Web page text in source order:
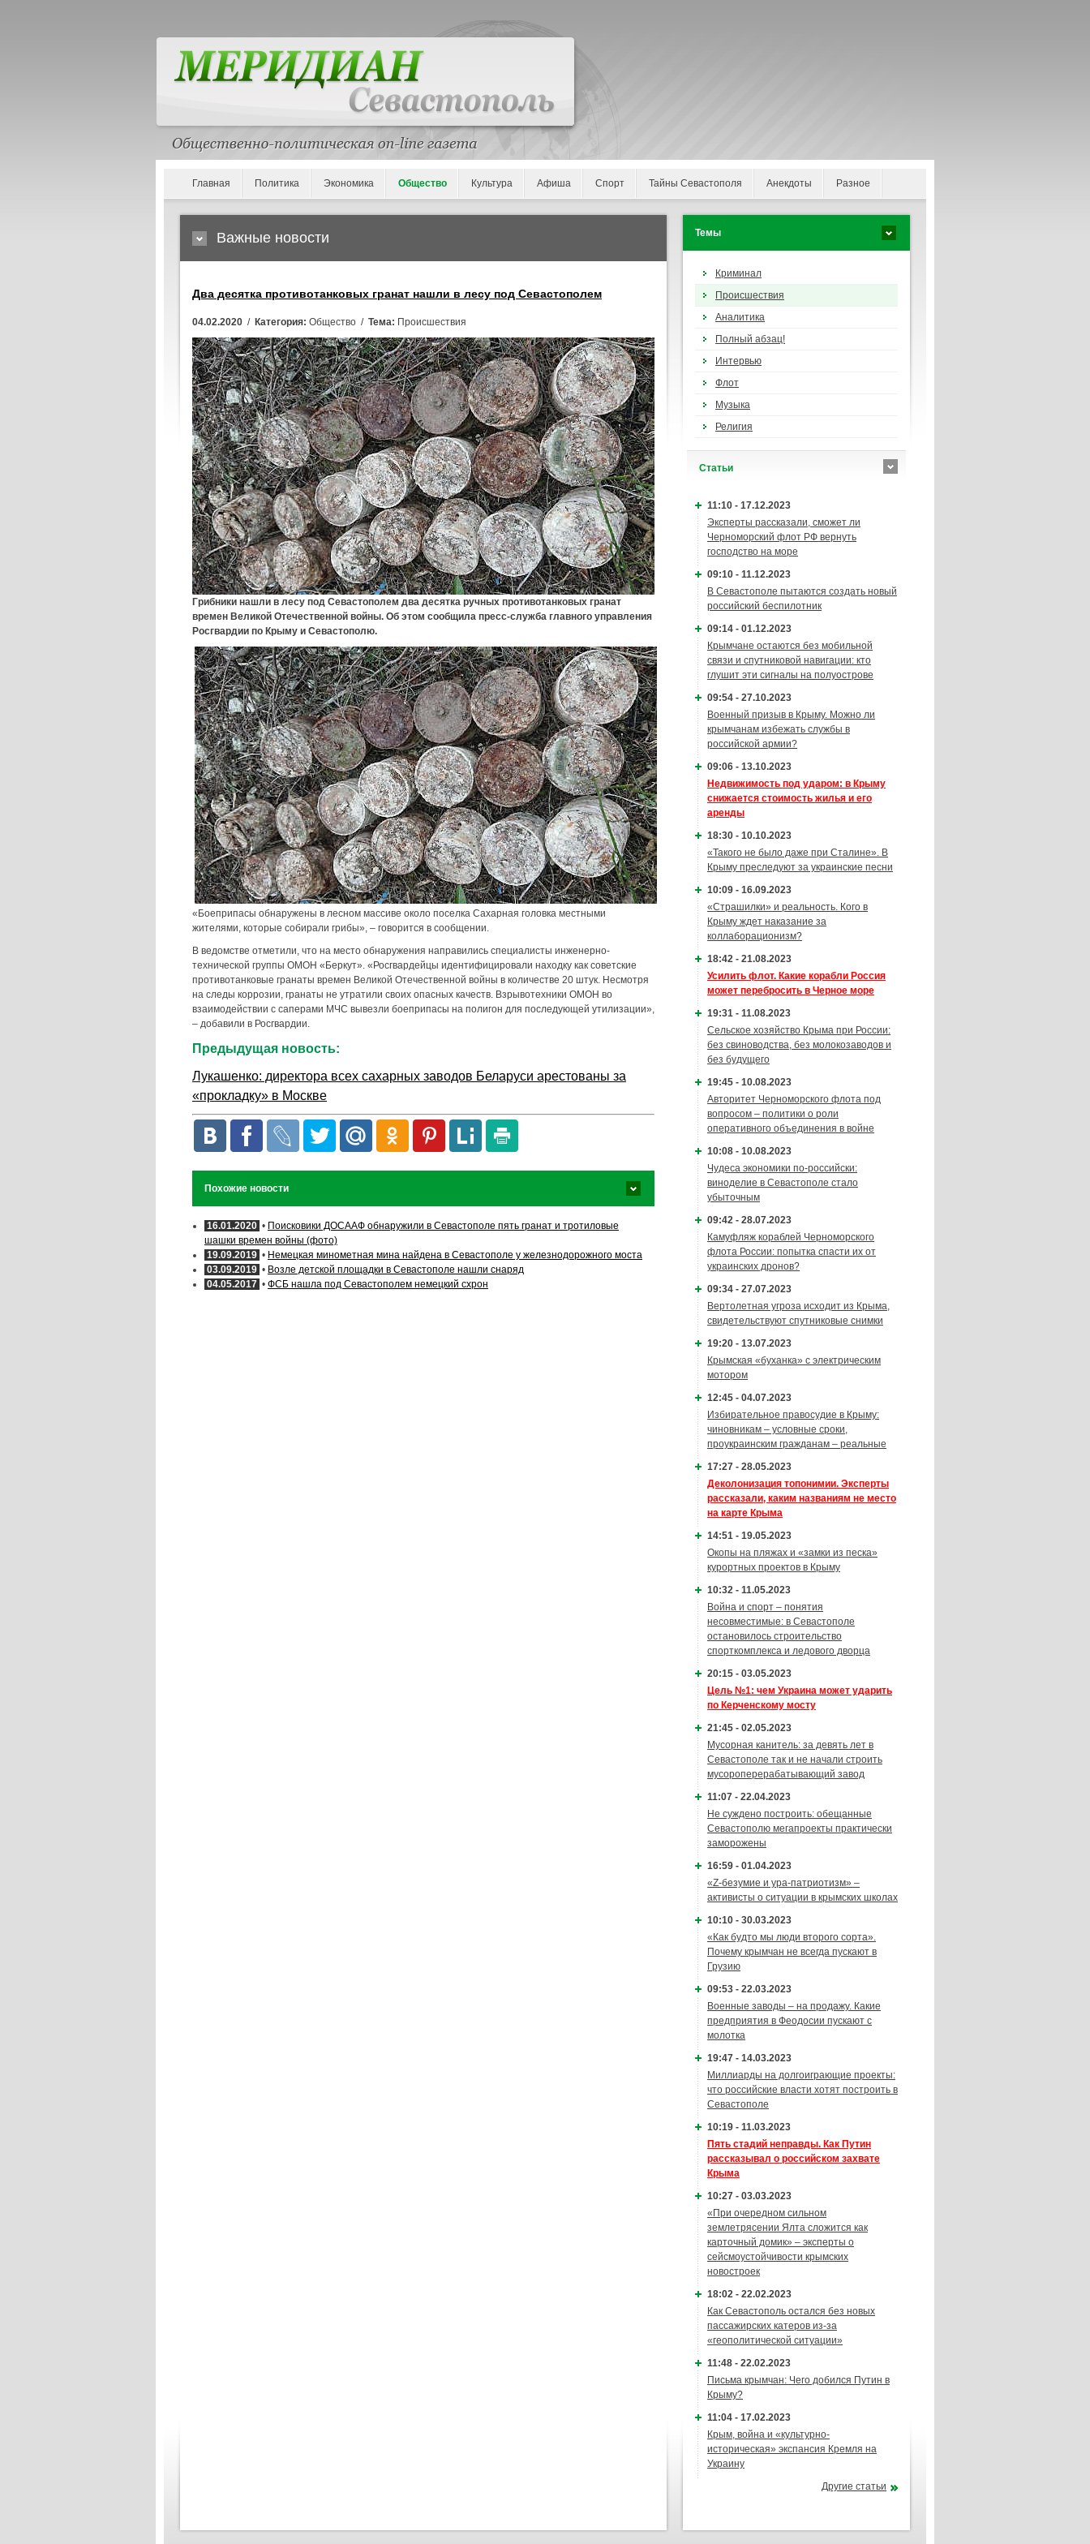
Главная Политика Экономика Общество Культура Афиша Спорт Тайны Севастополя Анекдоты Разное
Важные новости
Два десятка противотанковых гранат нашли в лесу под Севастополем
04.02.2020 / Категория: Общество / Тема: Происшествия
Грибники нашли в лесу под Севастополем два десятка ручных противотанковых гранат
времен Великой Отечественной войны. Об этом сообщила пресс-служба главного управления
Росгвардии по Крыму и Севастополю.
«Боеприпасы обнаружены в лесном массиве около поселка Сахарная головка местными
жителями, которые собирали грибы», – говорится в сообщении.
В ведомстве отметили, что на место обнаружения направились специалисты инженерно-
технической группы ОМОН «Беркут». «Росгвардейцы идентифицировали находку как советские
противотанковые гранаты времен Великой Отечественной войны в количестве 20 штук. Несмотря
на следы коррозии, гранаты не утратили своих опасных качеств. Взрывотехники ОМОН во
взаимодействии с саперами МЧС вывезли боеприпасы на полигон для последующей утилизации»,
– добавили в Росгвардии.
Предыдущая новость:
Лукашенко: директора всех сахарных заводов Беларуси арестованы за
«прокладку» в Москве
Похожие новости
16.01.2020 • Поисковики ДОСААФ обнаружили в Севастополе пять гранат и тротиловые
шашки времен войны (фото)
19.09.2019 • Немецкая минометная мина найдена в Севастополе у железнодорожного моста
03.09.2019 • Возле детской площадки в Севастополе нашли снаряд
04.05.2017 • ФСБ нашла под Севастополем немецкий схрон
Темы
Криминал
Происшествия
Аналитика
Полный абзац!
Интервью
Флот
Музыка
Религия
Cтатьи
11:10 - 17.12.2023
Эксперты рассказали, сможет ли
Черноморский флот РФ вернуть
господство на море
09:10 - 11.12.2023
В Севастополе пытаются создать новый
российский беспилотник
09:14 - 01.12.2023
Крымчане остаются без мобильной
связи и спутниковой навигации: кто
глушит эти сигналы на полуострове
09:54 - 27.10.2023
Военный призыв в Крыму. Можно ли
крымчанам избежать службы в
российской армии?
09:06 - 13.10.2023
Недвижимость под ударом: в Крыму
снижается стоимость жилья и его
аренды
18:30 - 10.10.2023
«Такого не было даже при Сталине». В
Крыму преследуют за украинские песни
10:09 - 16.09.2023
«Страшилки» и реальность. Кого в
Крыму ждет наказание за
коллаборационизм?
18:42 - 21.08.2023
Усилить флот. Какие корабли Россия
может перебросить в Черное море
19:31 - 11.08.2023
Сельское хозяйство Крыма при России:
без свиноводства, без молокозаводов и
без будущего
19:45 - 10.08.2023
Авторитет Черноморского флота под
вопросом – политики о роли
оперативного объединения в войне
10:08 - 10.08.2023
Чудеса экономики по-российски:
виноделие в Севастополе стало
убыточным
09:42 - 28.07.2023
Камуфляж кораблей Черноморского
флота России: попытка спасти их от
украинских дронов?
09:34 - 27.07.2023
Вертолетная угроза исходит из Крыма,
свидетельствуют спутниковые снимки
19:20 - 13.07.2023
Крымская «буханка» с электрическим
мотором
12:45 - 04.07.2023
Избирательное правосудие в Крыму:
чиновникам – условные сроки,
проукраинским гражданам – реальные
17:27 - 28.05.2023
Деколонизация топонимии. Эксперты
рассказали, каким названиям не место
на карте Крыма
14:51 - 19.05.2023
Окопы на пляжах и «замки из песка»
курортных проектов в Крыму
10:32 - 11.05.2023
Война и спорт – понятия
несовместимые: в Севастополе
остановилось строительство
спорткомплекса и ледового дворца
20:15 - 03.05.2023
Цель №1: чем Украина может ударить
по Керченскому мосту
21:45 - 02.05.2023
Мусорная канитель: за девять лет в
Севастополе так и не начали строить
мусороперерабатывающий завод
11:07 - 22.04.2023
Не суждено построить: обещанные
Севастополю мегапроекты практически
заморожены
16:59 - 01.04.2023
«Z-безумие и ура-патриотизм» –
активисты о ситуации в крымских школах
10:10 - 30.03.2023
«Как будто мы люди второго сорта».
Почему крымчан не всегда пускают в
Грузию
09:53 - 22.03.2023
Военные заводы – на продажу. Какие
предприятия в Феодосии пускают с
молотка
19:47 - 14.03.2023
Миллиарды на долгоиграющие проекты:
что российские власти хотят построить в
Севастополе
10:19 - 11.03.2023
Пять стадий неправды. Как Путин
рассказывал о российском захвате
Крыма
10:27 - 03.03.2023
«При очередном сильном
землетрясении Ялта сложится как
карточный домик» – эксперты о
сейсмоустойчивости крымских
новостроек
18:02 - 22.02.2023
Как Севастополь остался без новых
пассажирских катеров из-за
«геополитической ситуации»
11:48 - 22.02.2023
Письма крымчан: Чего добился Путин в
Крыму?
11:04 - 17.02.2023
Крым, война и «культурно-
историческая» экспансия Кремля на
Украину
Другие статьи